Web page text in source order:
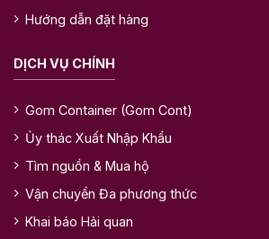
Hướng dẫn đặt hàng
DỊCH VỤ CHÍNH
Gom Container (Gom Cont)
Ủy thác Xuất Nhập Khẩu
Tìm nguồn & Mua hộ
Vận chuyển Đa phương thức
Khai báo Hải quan